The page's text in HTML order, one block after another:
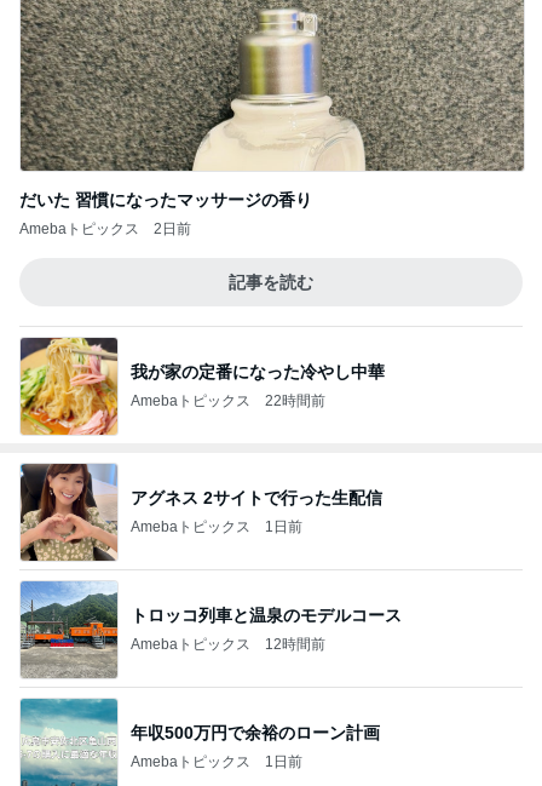
だいた 習慣になったマッサージの香り
Amebaトピックス 2日前
記事を読む
我が家の定番になった冷やし中華
Amebaトピックス 22時間前
アグネス 2サイトで行った生配信
Amebaトピックス 1日前
トロッコ列車と温泉のモデルコース
Amebaトピックス 12時間前
年収500万円で余裕のローン計画
Amebaトピックス 1日前